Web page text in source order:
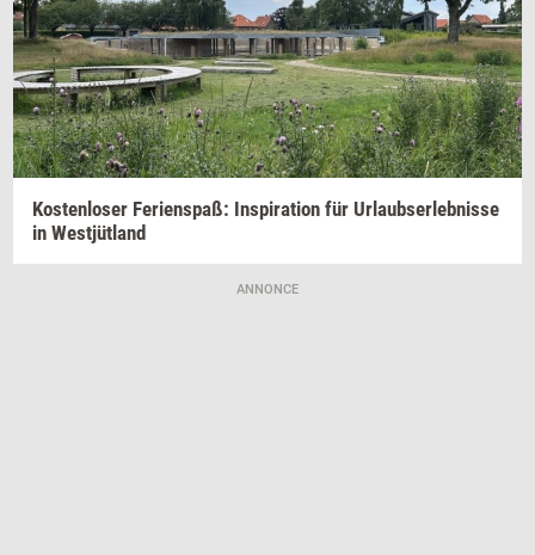
Ko­sten­lo­ser Ferienspaß: In­spira­tion für Ur­laub­ser­leb­nis­se
in Westjütland
ANNONCE